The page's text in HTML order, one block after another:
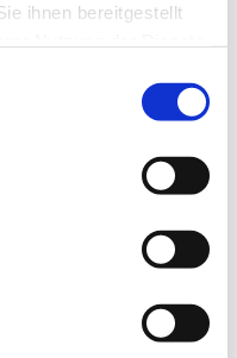
ihnen bereitgestellt